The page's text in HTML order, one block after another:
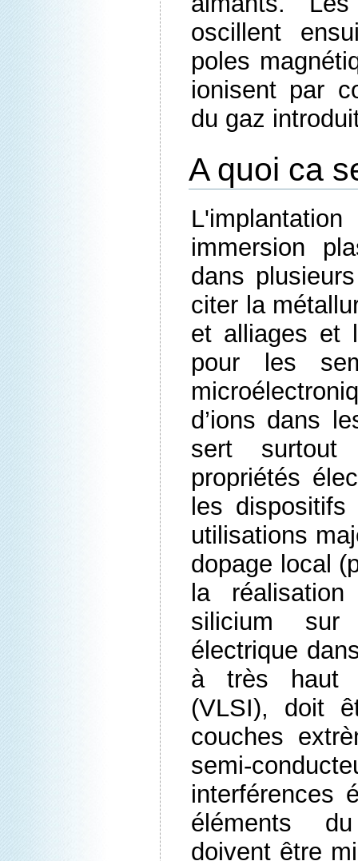
oscillent
poles
ionisent par
du gaz
A quoi ca
immersion
dans
citer la
et alliages et
pour les
d’ions dans
sert
propriétés
les
utilisations
dopage local
la
silicium sur
électrique
à très haut
(VLSI), doit
couches
semi-
interférences
éléments
doivent être